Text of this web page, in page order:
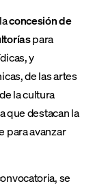
concesión de
para
y
de las artes
la cultura
que destacan la
para avanzar
se